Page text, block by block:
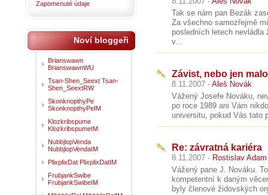
Tak se nám pan Bezák
Za všechno samozřejmě
posledních letech
v...
Závist, nebo jen
8.11.2007 - Aleš Novák
Vážený Josefe Nováku,
po roce 1989 ani Vám
universitu, pokud Vás tato
Re: závratná kariéra
8.11.2007 - Rostislav Adam
Vážený pane J. Nováku.
kompetentní k daným
byly členové židovských
Zapomenuté údaje
Noví bloggeři
Brianswawn
BrianswawnWU
Tsan-Shen_Seext Tsan-
Shen_SeextRW
SkonknopthyPe
SkonknopthyPeIM
Klozkribspume
KlozkribspumeIM
NubbjlopVenda
NubbjlopVendaIM
PlixplixDat PlixplixDatIM
FrubjankSwibe
FrubjankSwibeIM